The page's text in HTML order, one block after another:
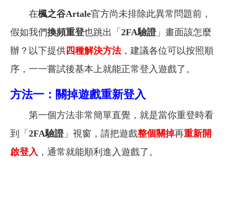
在楓之谷Artale官方尚未排除此異常問題前，
假如我們換頻重登也跳出「 2FA驗證」畫面該怎麼
辦？以下提供 四種解決方法，建議各位可以按照順
序，一一嘗試後基本上就能正常登入遊戲了。
方法一：關掉遊戲重新登入
第一個方法非常簡單直覺，就是當你重登時看
到「 2FA驗證」視窗，請把遊戲整個關掉再重新開
啟登入 ，通常就能順利進入遊戲了。